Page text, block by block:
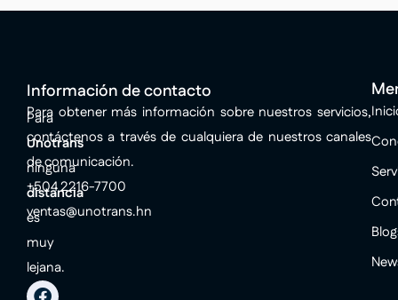
Para
Unotrans
ninguna
distancia
es
muy
lejana.
F
I
L
Y
Información de contacto
Para obtener más información sobre nuestros servicios,
contáctenos a través de cualquiera de nuestros canales
de comunicación.
+504 2216-7700
ventas@unotrans.hn